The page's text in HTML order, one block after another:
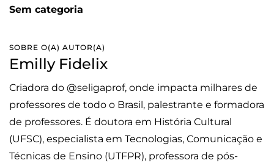
Sem categoria
SOBRE O(A) AUTOR(A)
Emilly Fidelix
Criadora do @seligaprof, onde impacta milhares de
professores de todo o Brasil, palestrante e formadora
de professores. É doutora em História Cultural
(UFSC), especialista em Tecnologias, Comunicação e
Técnicas de Ensino (UTFPR), professora de pós-